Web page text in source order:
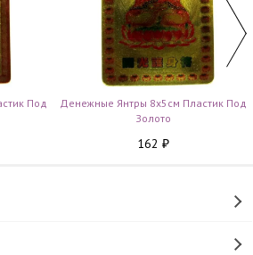
Под
Денежные Янтры 8х5см Пластик Под
Золото
162 ₽